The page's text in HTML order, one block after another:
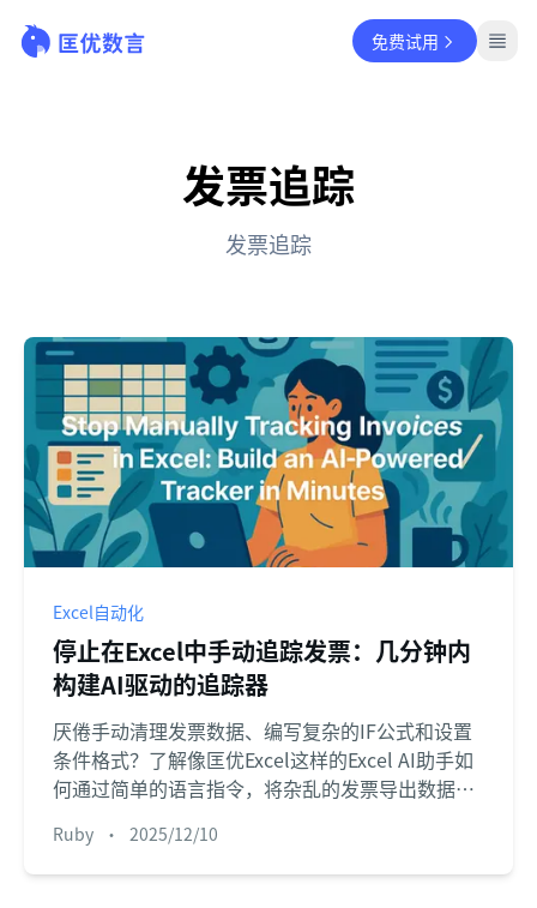
免费试用
发票追踪
发票追踪
Excel自动化
停止在Excel中手动追踪发票：几分钟内
构建AI驱动的追踪器
厌倦手动清理发票数据、编写复杂的IF公式和设置
条件格式？了解像匡优Excel这样的Excel AI助手如
何通过简单的语言指令，将杂乱的发票导出数据转
Ruby • 2025/12/10